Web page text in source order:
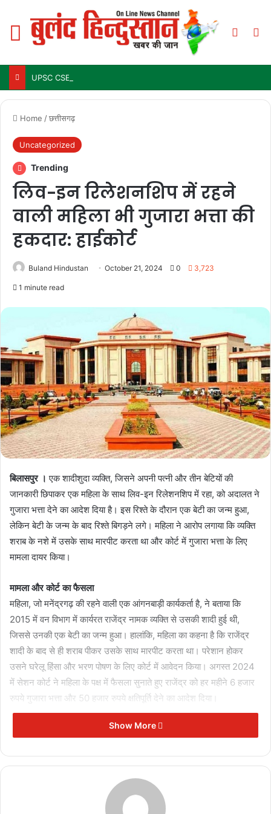
Menu
Home /छत्तीसगढ़
Uncategorized
Trending
लिव-इन रिलेशनशिप में रहने
वाली महिला भी गुजारा भत्ता की
हकदार: हाईकोर्ट
Buland Hindustan October 21, 2024 0 3,723
1 minute read
बिलासपुर । एक शादीशुदा व्यक्ति, जिसने अपनी पत्नी और तीन बेटियों की
जानकारी छिपाकर एक महिला के साथ लिव-इन रिलेशनशिप में रहा, को अदालत ने
गुजारा भत्ता देने का आदेश दिया है। इस रिश्ते के दौरान एक बेटी का जन्म हुआ,
लेकिन बेटी के जन्म के बाद रिश्ते बिगड़ने लगे। महिला ने आरोप लगाया कि व्यक्ति
शराब के नशे में उसके साथ मारपीट करता था और कोर्ट में गुजारा भत्ता के लिए
मामला दायर किया।
मामला और कोर्ट का फैसला
महिला, जो मनेंद्रगढ़ की रहने वाली एक आंगनबाड़ी कार्यकर्ता है, ने बताया कि
2015 में वन विभाग में कार्यरत राजेंद्र नामक व्यक्ति से उसकी शादी हुई थी,
जिससे उनकी एक बेटी का जन्म हुआ। हालांकि, महिला का कहना है कि राजेंद्र
शादी के बाद से ही शराब पीकर उसके साथ मारपीट करता था। परेशान होकर
उसने घरेलू हिंसा और भरण पोषण के लिए कोर्ट में आवेदन किया। अगस्त 2024
में सेशन कोर्ट ने महिला के पक्ष में फैसला सुनाते हुए राजेंद्र को हर महीने 6 हजार
रुपये गुजारा भत्ता और 50 हजार रुपये क्षतिपूर्ति देने का आदेश दिया।
दीपक बैज का चेतावनी भरा अल्टीमेटम: 30
नवंबर तक नहीं घटीं बिजली दरें तो सीएम हाउस
का घेराव
November 17, 2025
Show More